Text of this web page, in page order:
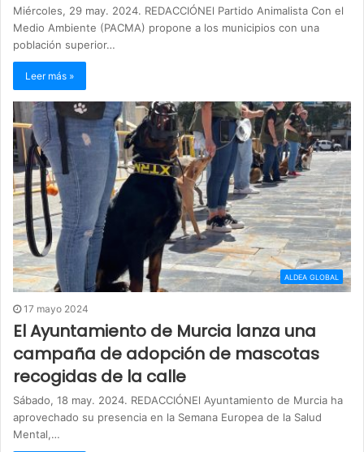
Miércoles, 29 may. 2024. REDACCIÓNEl Partido Animalista Con el
Medio Ambiente (PACMA) propone a los municipios con una
población superior…
Leer más »
ALDEA GLOBAL
17 mayo 2024
El Ayuntamiento de Murcia lanza una
campaña de adopción de mascotas
recogidas de la calle
Sábado, 18 may. 2024. REDACCIÓNEl Ayuntamiento de Murcia ha
aprovechado su presencia en la Semana Europea de la Salud
Mental,…